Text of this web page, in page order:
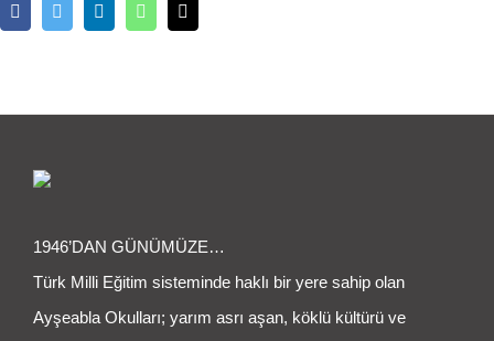
FacebookTwitter LinkedInWhatsapp
1946’DAN GÜNÜMÜZE…
Türk Milli Eğitim sisteminde haklı bir yere sahip olan
Ayşeabla Okulları; yarım asrı aşan, köklü kültürü ve